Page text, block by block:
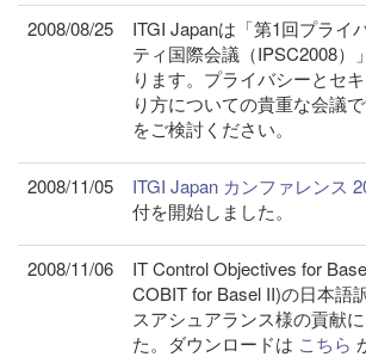
2008/08/25
ITGI Japanは「第1回プライ
ティ国際会議（IPSC2008）
ります。プライバシーとセ
り方についての貴重な会議
をご検討ください。
2008/11/05 ITGI Japan カンファレンス
付を開始しました。
2008/11/06
IT Control Objectives for
COBIT for Basel II)の日本語
スアシュアランス様の貢献
た。ダウンロードは こちら